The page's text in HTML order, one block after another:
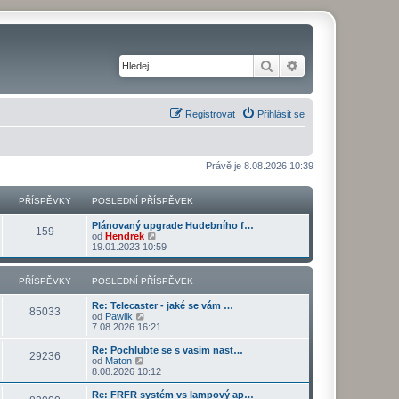
Hledat
Přihlásit se
Registrovat
Právě je 8.08.2026 10:39
PŘÍSPĚVKY POSLEDNÍ PŘÍSPĚVEK
159
Plánovaný upgrade Hudebního f…
od Hendrek
o
b
r
a
o
s
l
d
n
í
19.01.2023 10:59
PŘÍSPĚVKY POSLEDNÍ PŘÍSPĚVEK
85033
Re: Telecaster - jaké se vám …
od Pawlik
o
b
r
z
7.08.2026 16:21
29236
Re: Pochlubte se s vasim nast…
od Maton
o
b
r
8.08.2026 10:12
Re: FRFR systém vs lampový ap…